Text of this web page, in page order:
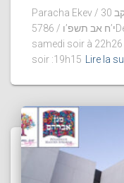
Paracha Ekev / שבת עקב 30 juillet/1 Août 2026 – 18 Av
5786 / י’ח אב תשפ’וDébut vendredi soir à 21h12 – Fin
samedi soir à 22h26
soir :19h15
Lire la